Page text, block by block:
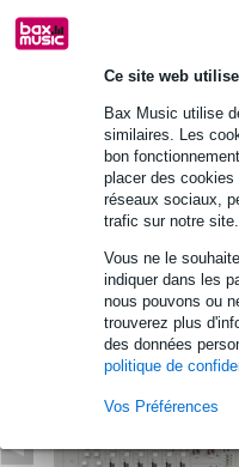
Ce site web
Bax Music utilise
similaires. Les
bon
placer des
réseaux sociaux,
trafic sur notre site.
Vous ne le
indiquer dans les
nous pouvons ou
trouverez plus
des données
politique de
Vos Préférences
Informations
D& Airence-USB
mélangeur de diffusion à 6
deux canaux téléphoniques
Afficher toutes les
Autres variantes (2)